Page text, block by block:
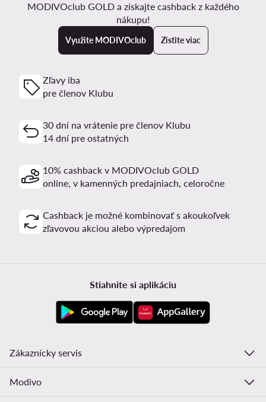
MODIVOclub GOLD a získajte cashback z každého
nákupu!
Využite MODIVOclub Zistite viac
Zľavy iba
pre členov Klubu
30 dní na vrátenie pre členov Klubu
14 dní pre ostatných
10% cashback v MODIVOclub GOLD
online, v kamenných predajniach, celoročne
Cashback je možné kombinovať s akoukoľvek
zľavovou akciou alebo výpredajom
Stiahnite si aplikáciu
Zákaznícky servis
Modivo